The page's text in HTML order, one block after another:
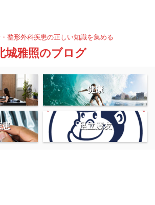
整形外科疾患の正しい知識を集める
城雅照のブログ
健康
患 足立慶友